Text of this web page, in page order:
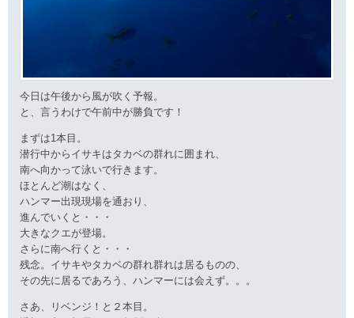
今日は午後から風が吹く予報。
と、言うわけで午前中が勝負です！
まずは1本目。
潜行中からイサキはタカベの群れに囲まれ、
南へ向かって泳いで行きます。
ほとんど潮はなく、
ハンマー出現現場を通おり、
進んでいくと・・・
大きなクエが登場。
さらに南へ行くと・・・
残念。イサキやタカベの群れ群れは居るものの、
その先に居るであろう、ハンマーには会えず。。。
さあ、リベンジ！と２本目。